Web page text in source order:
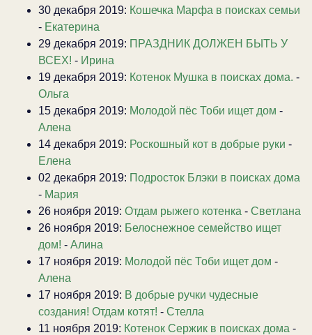
30 декабря 2019: Кошечка Марфа в поисках семьи
- Екатерина
29 декабря 2019: ПРАЗДНИК ДОЛЖЕН БЫТЬ У
ВСЕХ! - Ирина
19 декабря 2019: Котенок Мушка в поисках дома. -
Ольга
15 декабря 2019: Молодой пёс Тоби ищет дом -
Алена
14 декабря 2019: Роскошный кот в добрые руки -
Елена
02 декабря 2019: Подросток Блэки в поисках дома
- Мария
26 ноября 2019: Отдам рыжего котенка - Светлана
26 ноября 2019: Белоснежное семейство ищет
дом! - Алина
17 ноября 2019: Молодой пёс Тоби ищет дом -
Алена
17 ноября 2019: В добрые ручки чудесные
создания! Отдам котят! - Стелла
11 ноября 2019: Котенок Сержик в поисках дома -